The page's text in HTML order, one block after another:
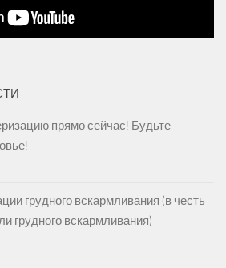
прямо сейчас! Будьте
грудного вскармливания (в честь
грудного вскармливания)